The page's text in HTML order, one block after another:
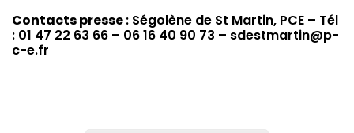
Contacts presse: Ségolène de St Martin, PCE – Tél
: 01 47 22 63 66 – 06 16 40 90 73 – sdestmartin@p-
c-e.fr